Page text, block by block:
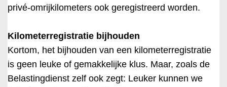
privé-omrijkilometers ook geregistreerd worden.
Kilometerregistratie bijhouden
Kortom, het bijhouden van een kilometerregistratie
is geen leuke of gemakkelijke klus. Maar, zoals de
Belastingdienst zelf ook zegt: Leuker kunnen we